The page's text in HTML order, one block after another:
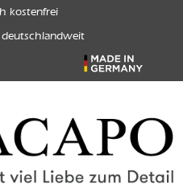
kostenfrei